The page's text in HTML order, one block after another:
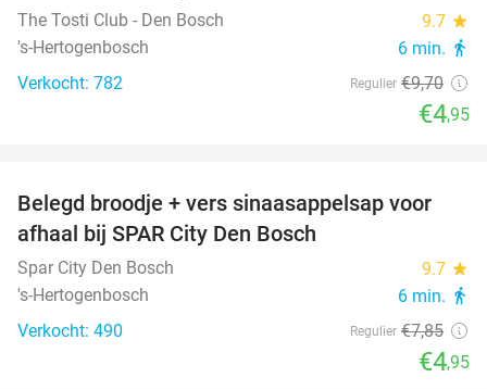
The Tosti Club - Den Bosch 9.7 star
's-Hertogenbosch 6 min. directions_walk
Verkocht: 782 Regulier €9,70
€4,95
37%
Belegd broodje + vers sinaasappelsap voor
afhaal bij SPAR City Den Bosch
Spar City Den Bosch 9.7 star
's-Hertogenbosch 6 min. directions_walk
Verkocht: 490 Regulier €7,85
€4,95